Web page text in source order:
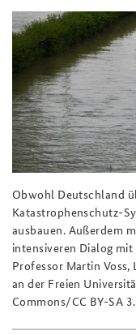
Praktika an der
Anfahrt
Freundeskreis
Deutsches Forum
Arbeitskreis "Junge
Das
Newsletter-Archiv
Obwohl Deutschland
Katastrophenschutz-
ausbauen. Außerdem
intensiveren Dialog
Professor Martin
an der Freien
Commons/CC BY-SA